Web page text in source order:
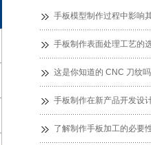
手板模型制作过程中影响
手板制作表面处理工艺的
这是你知道的 CNC 刀纹
手板制作在新产品开发设
了解制作手板加工的必要